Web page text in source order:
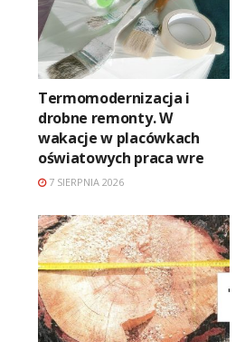
Termomodernizacja i
drobne remonty. W
wakacje w placówkach
oświatowych praca wre
7 SIERPNIA 2026